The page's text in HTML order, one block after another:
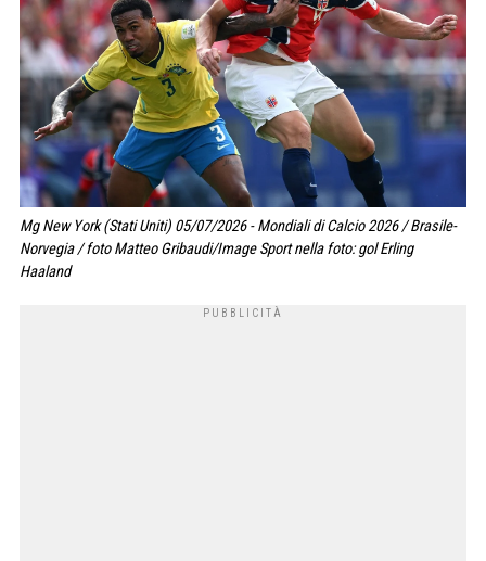
Mg New York (Stati Uniti) 05/07/2026 - Mondiali di Calcio 2026 / Brasile-
Norvegia / foto Matteo Gribaudi/Image Sport nella foto: gol Erling
Haaland